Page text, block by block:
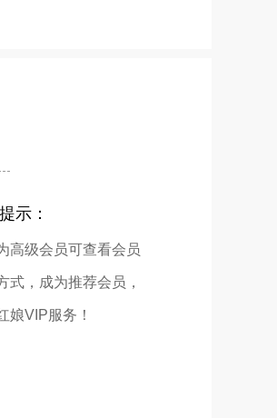
示：
高级会员可查看会员
式，成为推荐会员，
娘VIP服务！